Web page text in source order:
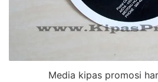
Media kipas promosi